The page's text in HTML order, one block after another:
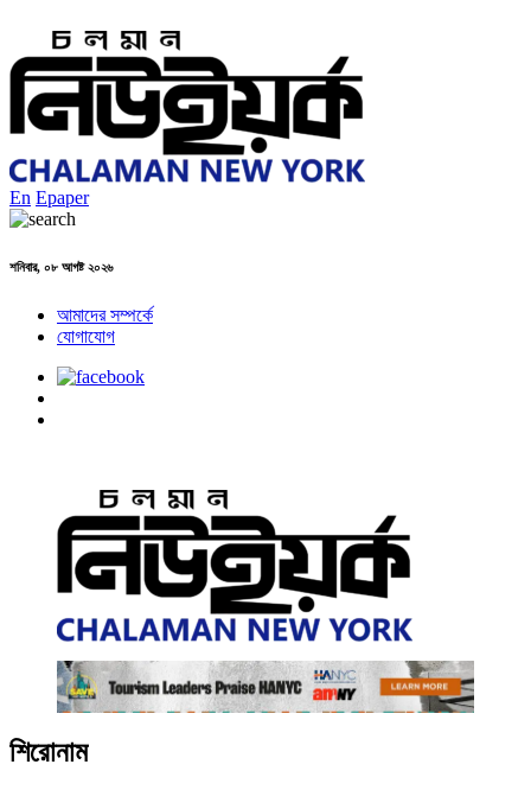
En Epaper
শনিবার, ০৮ আগষ্ট ২০২৬
আমাদের সম্পর্কে
যোগাযোগ
শিরোনাম